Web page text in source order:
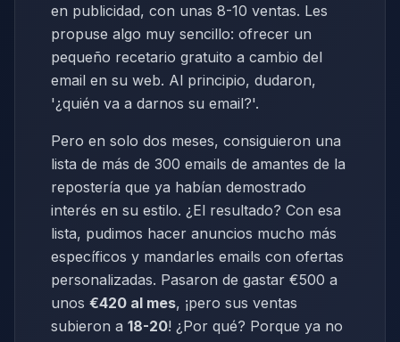
en publicidad, con unas 8-10 ventas. Les
propuse algo muy sencillo: ofrecer un
pequeño recetario gratuito a cambio del
email en su web. Al principio, dudaron,
'¿quién va a darnos su email?'.
Pero en solo dos meses, consiguieron una
lista de más de 300 emails de amantes de la
repostería que ya habían demostrado
interés en su estilo. ¿El resultado? Con esa
lista, pudimos hacer anuncios mucho más
específicos y mandarles emails con ofertas
personalizadas. Pasaron de gastar €500 a
unos €420 al mes, ¡pero sus ventas
subieron a 18-20! ¿Por qué? Porque ya no